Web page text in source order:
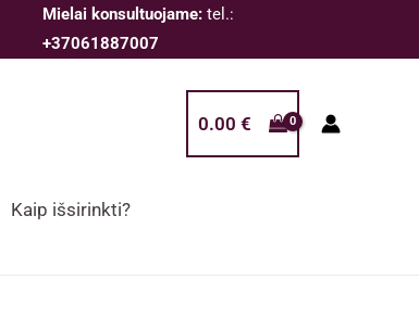
Mielai konsultuojame: tel.:
+37061887007
0.00 €
Kaip išsirinkti?